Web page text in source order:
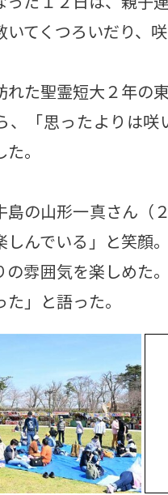
いてくつろいだり、
た聖霊短大２年の
、「思ったよりは
。
の山形一真さん（
しんでいる」と笑顔
の雰囲気を楽しめた
」と語った。